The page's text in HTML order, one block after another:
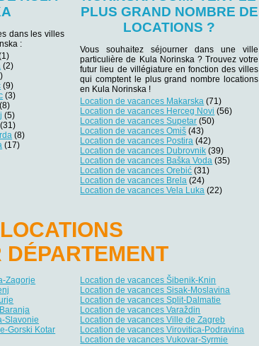
dans les villes
:
(2)
(9)
(3)
(8)
(5)
(31)
(8)
(17)
PLUS GRAND NOMBRE DE
LOCATIONS ?
Vous souhaitez séjourner dans une ville
particulière de Kula Norinska ? Trouvez votre
futur lieu de villégiature en fonction des villes
qui comptent le plus grand nombre locations
en Kula Norinska !
Location de vacances Makarska (71)
Location de vacances Herceg Novi (56)
Location de vacances Supetar (50)
Location de vacances Omiš (43)
Location de vacances Postira (42)
Location de vacances Dubrovnik (39)
Location de vacances Baška Voda (35)
Location de vacances Orebić (31)
Location de vacances Brela (24)
Location de vacances Vela Luka (22)
DÉPARTEMENT
Zagorje
Slavonie
Gorski Kotar
Location de vacances Šibenik-Knin
Location de vacances Sisak-Moslavina
Location de vacances Split-Dalmatie
Location de vacances Varaždin
Location de vacances Ville de Zagreb
Location de vacances Virovitica-Podravina
Location de vacances Vukovar-Syrmie